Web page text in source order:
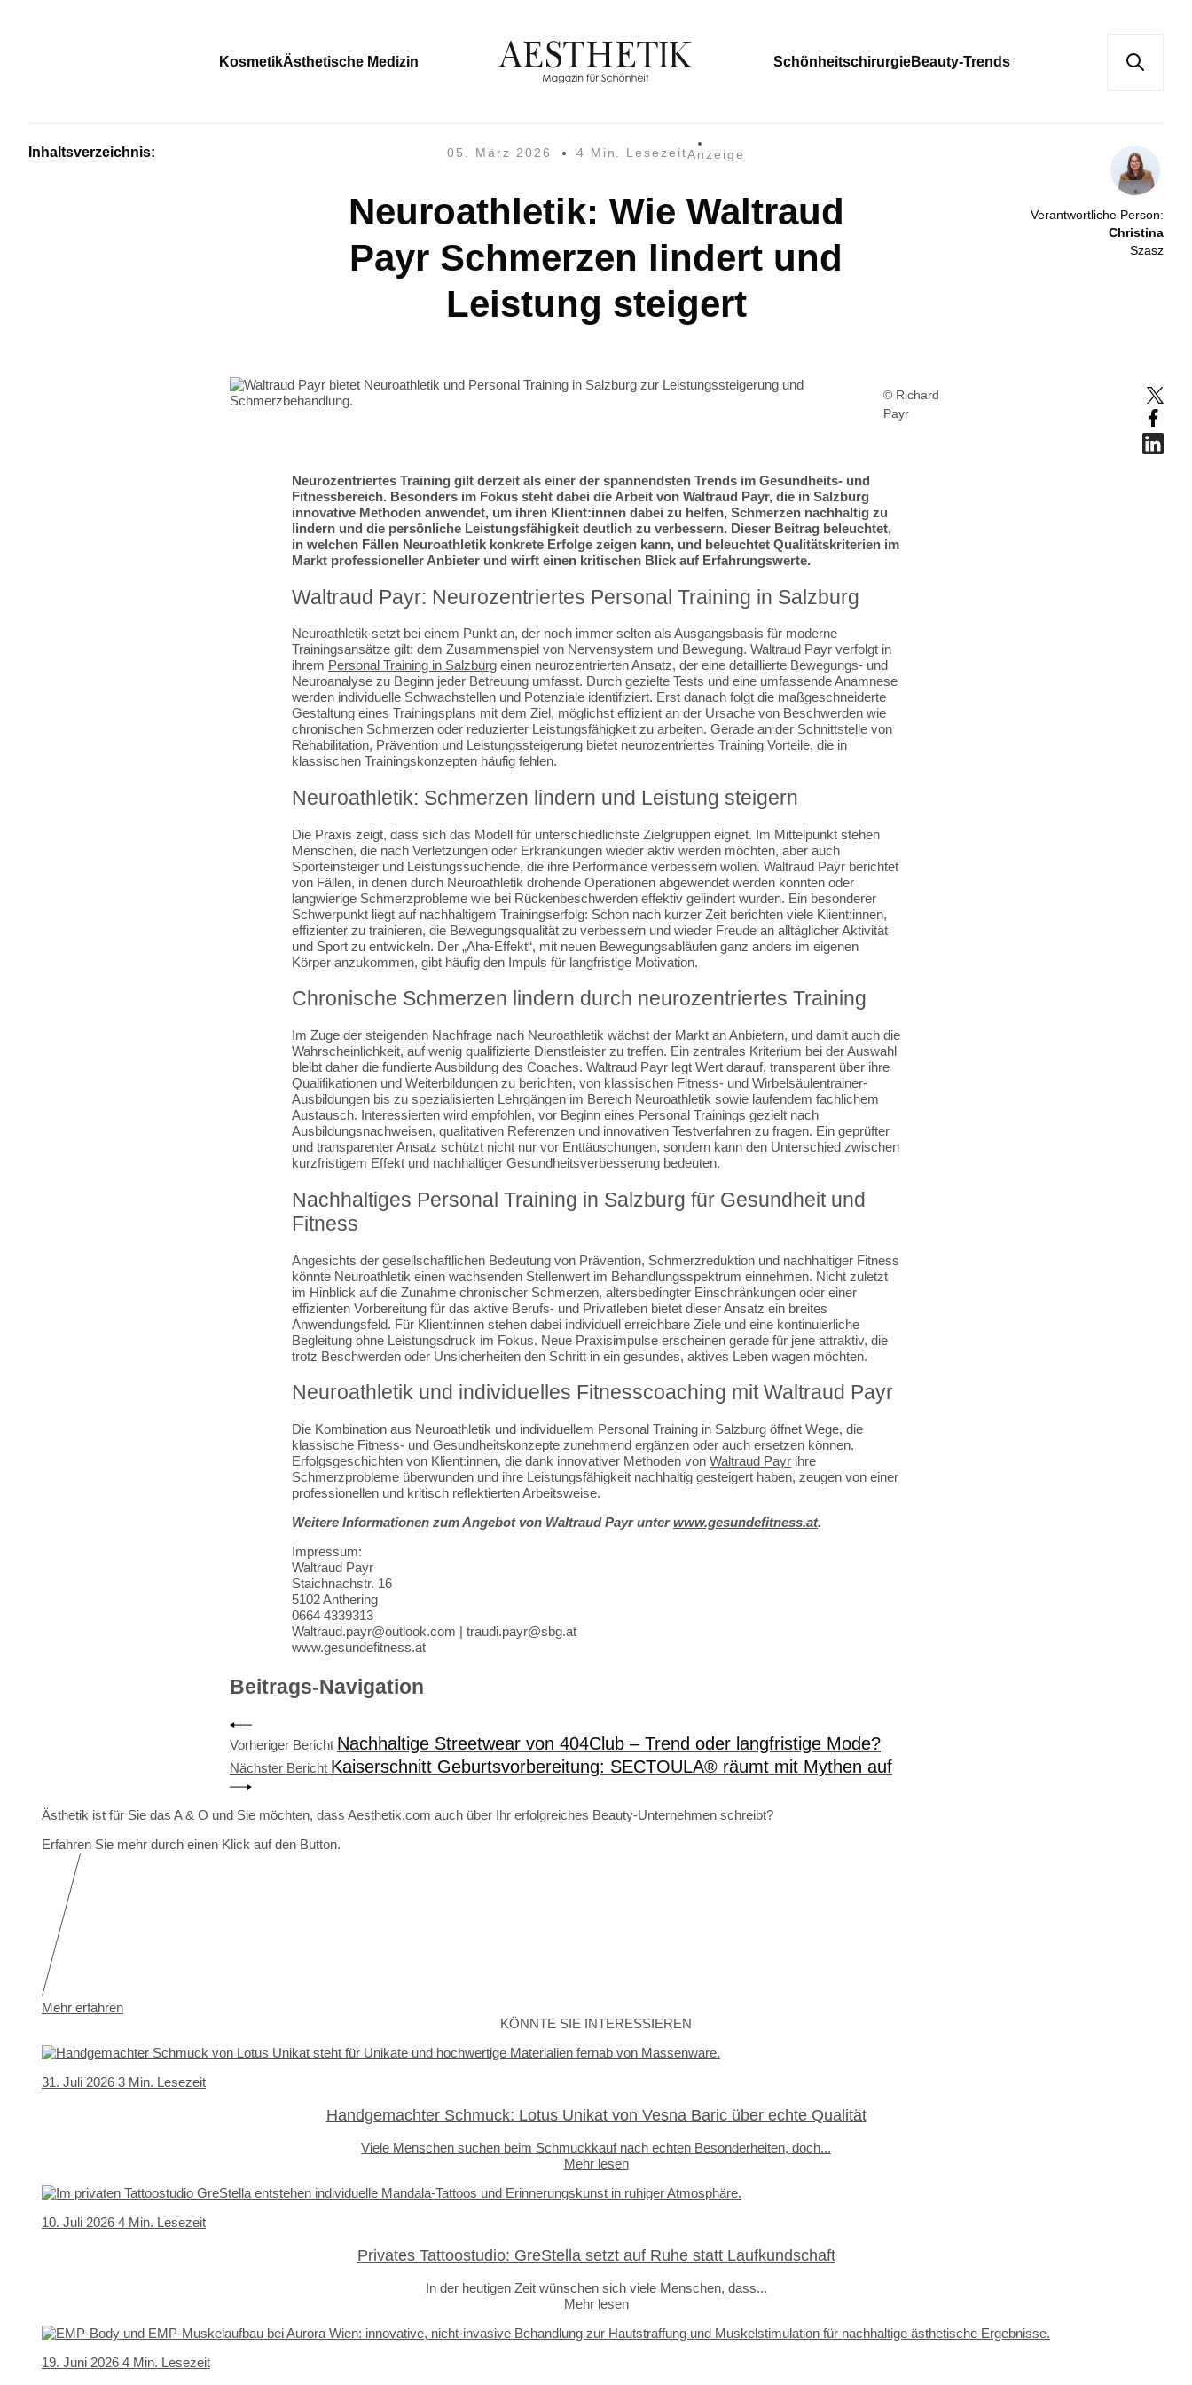
KosmetikÄsthetische Medizin SchönheitschirurgieBeauty-Trends
Inhaltsverzeichnis: 05. März 2026 4 Min. LesezeitAnzeige
Neuroathletik: Wie Waltraud
Payr Schmerzen lindert und
Leistung steigert
© Richard
Payr
Neurozentriertes Training gilt derzeit als einer der spannendsten Trends im Gesundheits- und
Fitnessbereich. Besonders im Fokus steht dabei die Arbeit von Waltraud Payr, die in Salzburg
innovative Methoden anwendet, um ihren Klient:innen dabei zu helfen, Schmerzen nachhaltig zu
lindern und die persönliche Leistungsfähigkeit deutlich zu verbessern. Dieser Beitrag beleuchtet,
in welchen Fällen Neuroathletik konkrete Erfolge zeigen kann, und beleuchtet Qualitätskriterien im
Markt professioneller Anbieter und wirft einen kritischen Blick auf Erfahrungswerte.
Waltraud Payr: Neurozentriertes Personal Training in Salzburg
Neuroathletik setzt bei einem Punkt an, der noch immer selten als Ausgangsbasis für moderne
Trainingsansätze gilt: dem Zusammenspiel von Nervensystem und Bewegung. Waltraud Payr verfolgt in
ihrem Personal Training in Salzburg einen neurozentrierten Ansatz, der eine detaillierte Bewegungs- und
Neuroanalyse zu Beginn jeder Betreuung umfasst. Durch gezielte Tests und eine umfassende Anamnese
werden individuelle Schwachstellen und Potenziale identifiziert. Erst danach folgt die maßgeschneiderte
Gestaltung eines Trainingsplans mit dem Ziel, möglichst effizient an der Ursache von Beschwerden wie
chronischen Schmerzen oder reduzierter Leistungsfähigkeit zu arbeiten. Gerade an der Schnittstelle von
Rehabilitation, Prävention und Leistungssteigerung bietet neurozentriertes Training Vorteile, die in
klassischen Trainingskonzepten häufig fehlen.
Neuroathletik: Schmerzen lindern und Leistung steigern
Die Praxis zeigt, dass sich das Modell für unterschiedlichste Zielgruppen eignet. Im Mittelpunkt stehen
Menschen, die nach Verletzungen oder Erkrankungen wieder aktiv werden möchten, aber auch
Sporteinsteiger und Leistungssuchende, die ihre Performance verbessern wollen. Waltraud Payr berichtet
von Fällen, in denen durch Neuroathletik drohende Operationen abgewendet werden konnten oder
langwierige Schmerzprobleme wie bei Rückenbeschwerden effektiv gelindert wurden. Ein besonderer
Schwerpunkt liegt auf nachhaltigem Trainingserfolg: Schon nach kurzer Zeit berichten viele Klient:innen,
effizienter zu trainieren, die Bewegungsqualität zu verbessern und wieder Freude an alltäglicher Aktivität
und Sport zu entwickeln. Der „Aha-Effekt“, mit neuen Bewegungsabläufen ganz anders im eigenen
Körper anzukommen, gibt häufig den Impuls für langfristige Motivation.
Chronische Schmerzen lindern durch neurozentriertes Training
Im Zuge der steigenden Nachfrage nach Neuroathletik wächst der Markt an Anbietern, und damit auch die
Wahrscheinlichkeit, auf wenig qualifizierte Dienstleister zu treffen. Ein zentrales Kriterium bei der Auswahl
bleibt daher die fundierte Ausbildung des Coaches. Waltraud Payr legt Wert darauf, transparent über ihre
Qualifikationen und Weiterbildungen zu berichten, von klassischen Fitness- und Wirbelsäulentrainer-
Ausbildungen bis zu spezialisierten Lehrgängen im Bereich Neuroathletik sowie laufendem fachlichem
Austausch. Interessierten wird empfohlen, vor Beginn eines Personal Trainings gezielt nach
Ausbildungsnachweisen, qualitativen Referenzen und innovativen Testverfahren zu fragen. Ein geprüfter
und transparenter Ansatz schützt nicht nur vor Enttäuschungen, sondern kann den Unterschied zwischen
kurzfristigem Effekt und nachhaltiger Gesundheitsverbesserung bedeuten.
Nachhaltiges Personal Training in Salzburg für Gesundheit und
Fitness
Angesichts der gesellschaftlichen Bedeutung von Prävention, Schmerzreduktion und nachhaltiger Fitness
könnte Neuroathletik einen wachsenden Stellenwert im Behandlungsspektrum einnehmen. Nicht zuletzt
im Hinblick auf die Zunahme chronischer Schmerzen, altersbedingter Einschränkungen oder einer
effizienten Vorbereitung für das aktive Berufs- und Privatleben bietet dieser Ansatz ein breites
Anwendungsfeld. Für Klient:innen stehen dabei individuell erreichbare Ziele und eine kontinuierliche
Begleitung ohne Leistungsdruck im Fokus. Neue Praxisimpulse erscheinen gerade für jene attraktiv, die
trotz Beschwerden oder Unsicherheiten den Schritt in ein gesundes, aktives Leben wagen möchten.
Neuroathletik und individuelles Fitnesscoaching mit Waltraud Payr
Die Kombination aus Neuroathletik und individuellem Personal Training in Salzburg öffnet Wege, die
klassische Fitness- und Gesundheitskonzepte zunehmend ergänzen oder auch ersetzen können.
Erfolgsgeschichten von Klient:innen, die dank innovativer Methoden von Waltraud Payr ihre
Schmerzprobleme überwunden und ihre Leistungsfähigkeit nachhaltig gesteigert haben, zeugen von einer
professionellen und kritisch reflektierten Arbeitsweise.
Weitere Informationen zum Angebot von Waltraud Payr unterwww.gesundefitness.at.
Impressum:
Waltraud Payr
Staichnachstr. 16
5102 Anthering
0664 4339313
Waltraud.payr@outlook.com | traudi.payr@sbg.at
www.gesundefitness.at
Beitrags-Navigation
Vorheriger Bericht Nachhaltige Streetwear von 404Club – Trend oder langfristige Mode?
Nächster Bericht Kaiserschnitt Geburtsvorbereitung: SECTOULA® räumt mit Mythen auf
Verantwortliche Person:
Christina
Szasz
Ästhetik ist für Sie das A & O und Sie möchten, dass Aesthetik.com auch über Ihr erfolgreiches Beauty-Unternehmen schreibt?
Erfahren Sie mehr durch einen Klick auf den Button.
Mehr erfahren
KÖNNTE SIE INTERESSIEREN
31. Juli 2026 3 Min. Lesezeit
Handgemachter Schmuck: Lotus Unikat von Vesna Baric über echte Qualität
Viele Menschen suchen beim Schmuckkauf nach echten Besonderheiten, doch...
Mehr lesen
10. Juli 2026 4 Min. Lesezeit
Privates Tattoostudio: GreStella setzt auf Ruhe statt Laufkundschaft
In der heutigen Zeit wünschen sich viele Menschen, dass...
Mehr lesen
19. Juni 2026 4 Min. Lesezeit